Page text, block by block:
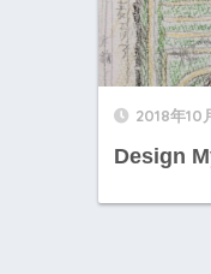
2018年10
Design